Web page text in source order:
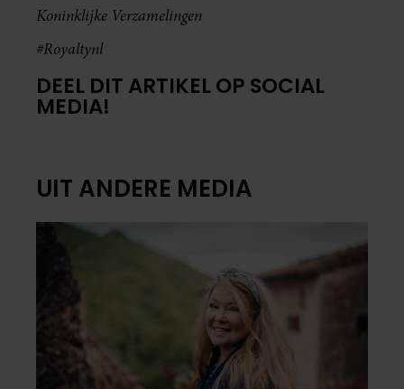
Koninklijke Verzamelingen
#Royaltynl
DEEL DIT ARTIKEL OP SOCIAL
MEDIA!
UIT ANDERE MEDIA